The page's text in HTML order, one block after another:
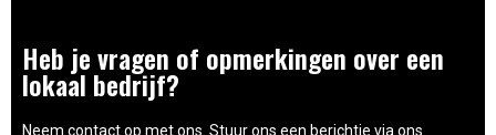
Heb je vragen of opmerkingen over een
lokaal bedrijf?
Neem contact op met ons. Stuur ons een berichtje via ons